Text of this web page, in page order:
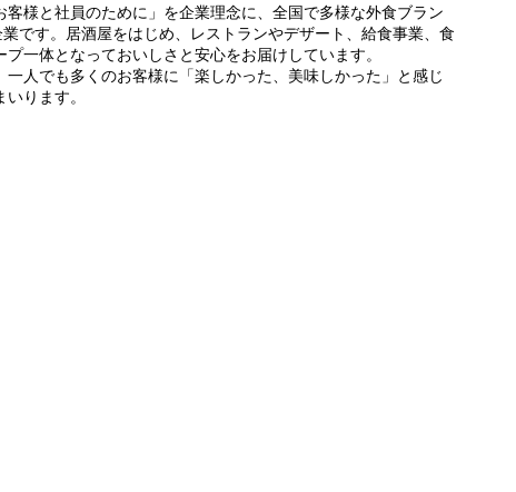
様と社員のために」を企業理念に、全国で多様な外食ブラン
業です。居酒屋をはじめ、レストランやデザート、給食事業、食
一体となっておいしさと安心をお届けしています。
人でも多くのお客様に「楽しかった、美味しかった」と感じ
ります。